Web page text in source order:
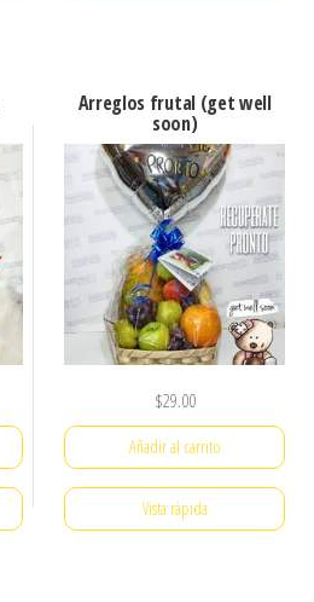
Arreglos frutal (get well
soon)
$29.00
Añadir al carrito
Vista rápida